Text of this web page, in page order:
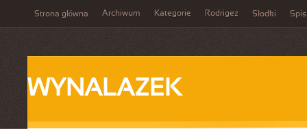
Strona główna Archiwum Kategorie Rodrigez Słodki Spis
WYNALAZEK